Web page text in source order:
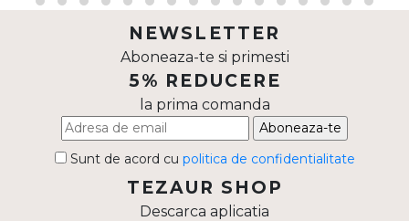
NEWSLETTER
Aboneaza-te si primesti
5% REDUCERE
la prima comanda
Aboneaza-te
Sunt de acord cu politica de confidentialitate
TEZAUR SHOP
Descarca aplicatia